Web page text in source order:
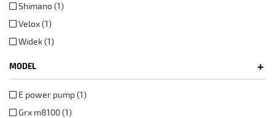
Shimano (1)
Velox (1)
Widek (1)
MODEL +
E power pump (1)
Grx m8100 (1)